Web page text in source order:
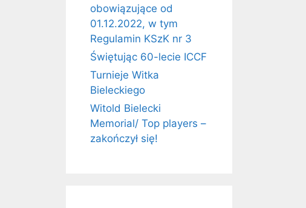
obowiązujące od
01.12.2022, w tym
Regulamin KSzK nr 3
Świętując 60-lecie ICCF
Turnieje Witka
Bieleckiego
Witold Bielecki
Memorial/ Top players –
zakończył się!